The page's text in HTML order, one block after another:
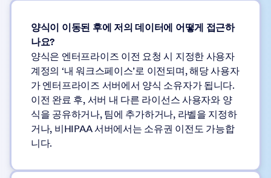
양식이 이동된 후에 저의 데이터에 어떻게 접근하
나요?
양식은 엔터프라이즈 이전 요청 시 지정한 사용자
계정의 ‘내 워크스페이스’로 이전되며, 해당 사용자
가 엔터프라이즈 서버에서 양식 소유자가 됩니다.
이전 완료 후, 서버 내 다른 라이선스 사용자와 양
식을 공유하거나, 팀에 추가하거나, 라벨을 지정하
거나, 비HIPAA 서버에서는 소유권 이전도 가능합
니다.